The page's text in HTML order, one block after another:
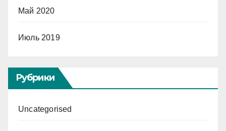
Май 2020
Июль 2019
Рубрики
Uncategorised